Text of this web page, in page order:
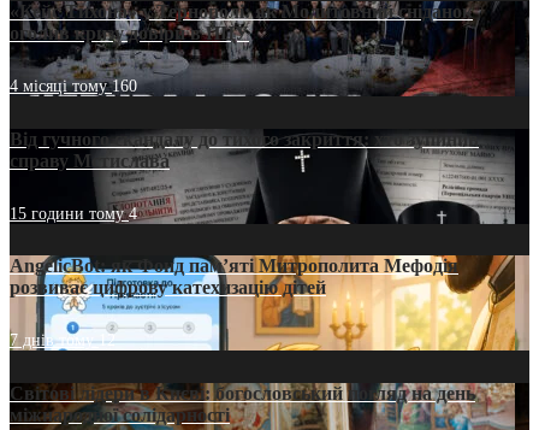
«Кейс Тихона» у Тернополі: як Молитовний сніданок
оголив кризу довіри в ПЦУ
4 місяці тому160
Від гучного скандалу до тихого закриття: хто зупинив
справу Мстислава
15 години тому4
AngelicBot: як Фонд пам’яті Митрополита Мефодія
розвиває цифрову катехизацію дітей
7 днів тому12
Світові лідери в Києві: богословський погляд на день
міжнародної солідарності